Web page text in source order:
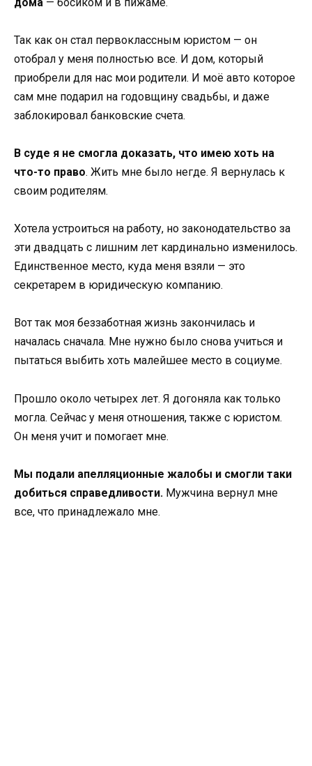
Так как он стал первоклассным юристом — он
отобрал у меня полностью все. И дом, который
приобрели для нас мои родители. И моё авто которое
сам мне подарил на годовщину свадьбы, и даже
заблокировал банковские счета.
В суде я не смогла доказать, что имею хоть на
что-то право. Жить мне было негде. Я вернулась к
своим родителям.
Хотела устроиться на работу, но законодательство за
эти двадцать с лишним лет кардинально изменилось.
Единственное место, куда меня взяли — это
секретарем в юридическую компанию.
Вот так моя беззаботная жизнь закончилась и
началась сначала. Мне нужно было снова учиться и
пытаться выбить хоть малейшее место в социуме.
Прошло около четырех лет. Я догоняла как только
могла. Сейчас у меня отношения, также с юристом.
Он меня учит и помогает мне.
Мы подали апелляционные жалобы и смогли таки
добиться справедливости. Мужчина вернул мне
все, что принадлежало мне.